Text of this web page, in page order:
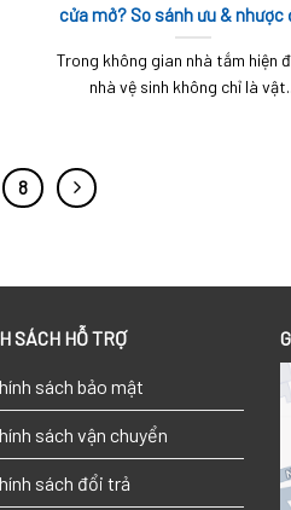
cửa mở? So sánh ưu & nhược
Trong không gian nhà tắm hiện
nhà vệ sinh không chỉ là
8
SÁCH HỖ TRỢ
sách bảo mật
sách vận chuyển
sách đổi trả